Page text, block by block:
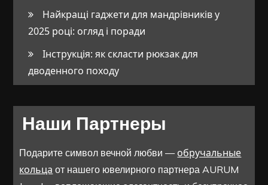
Найкращі гаджети для мандрівників у
2025 році: огляд і поради
Інструкція: як скласти рюкзак для
дводенного походу
Наши Партнеры
Подарите символ вечной любви — обручальные
кольца от нашего ювелирного партнера AURUM